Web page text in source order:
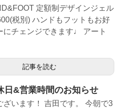
定額制デザインジェル
税別) ハンドもフットもお好
にチェンジできます♩ アート
記事を読む
日&営業時間のお知らせ
ざいます！ 吉田です。 今朝で3